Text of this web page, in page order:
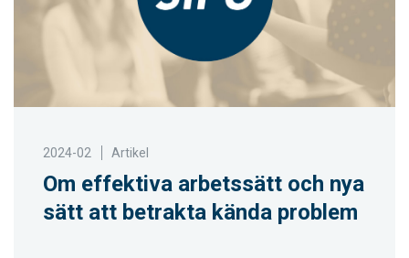
2024-02 Artikel
Om effektiva arbetssätt och nya
sätt att betrakta kända problem